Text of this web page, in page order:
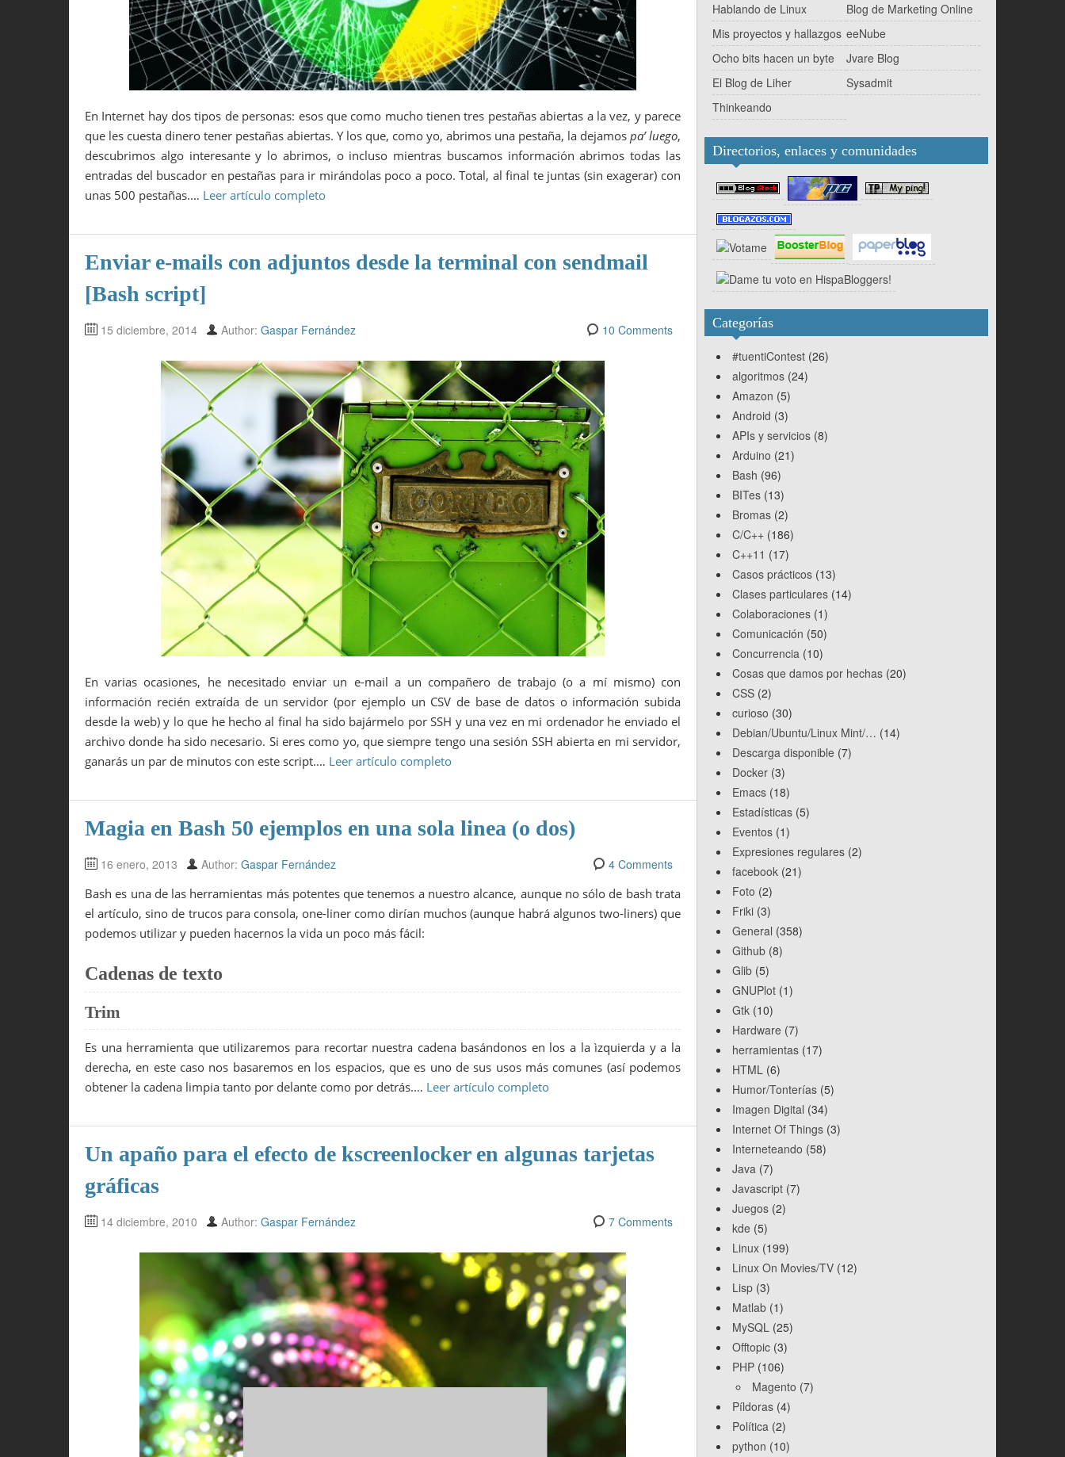
En Internet hay dos tipos de personas: esos que como mucho tienen tres pestañas abiertas a la vez, y parece
que les cuesta dinero tener pestañas abiertas. Y los que, como yo, abrimos una pestaña, la dejamos pa’ luego,
descubrimos algo interesante y lo abrimos, o incluso mientras buscamos información abrimos todas las
entradas del buscador en pestañas para ir mirándolas poco a poco. Total, al final te juntas (sin exagerar) con
unas 500 pestañas.… Leer artículo completo
Enviar e-mails con adjuntos desde la terminal con sendmail
[Bash script]
15 diciembre, 2014 Author: Gaspar Fernández 10 Comments
En varias ocasiones, he necesitado enviar un e-mail a un compañero de trabajo (o a mí mismo) con
información recién extraída de un servidor (por ejemplo un CSV de base de datos o información subida
desde la web) y lo que he hecho al final ha sido bajármelo por SSH y una vez en mi ordenador he enviado el
archivo donde ha sido necesario. Si eres como yo, que siempre tengo una sesión SSH abierta en mi servidor,
ganarás un par de minutos con este script.… Leer artículo completo
Magia en Bash 50 ejemplos en una sola linea (o dos)
16 enero, 2013 Author: Gaspar Fernández
4 Comments
Bash es una de las herramientas más potentes que tenemos a nuestro alcance, aunque no sólo de bash trata
el artículo, sino de trucos para consola, one-liner como dirían muchos (aunque habrá algunos two-liners) que
podemos utilizar y pueden hacernos la vida un poco más fácil:
Cadenas de texto
Trim
Es una herramienta que utilizaremos para recortar nuestra cadena basándonos en los a la ìzquierda y a la
derecha, en este caso nos basaremos en los espacios, que es uno de sus usos más comunes (así podemos
obtener la cadena limpia tanto por delante como por detrás.… Leer artículo completo
Un apaño para el efecto de kscreenlocker en algunas tarjetas
gráficas
14 diciembre, 2010 Author: Gaspar Fernández 7 Comments
Hablando de Linux
Blog de Marketing Online
Mis proyectos y hallazgos eeNube
Ocho bits hacen un byte
Jvare Blog
El Blog de Liher
Sysadmit
Thinkeando
Directorios, enlaces y comunidades
Categorías
#tuentiContest (26)
algoritmos (24)
Amazon (5)
Android (3)
APIs y servicios (8)
Arduino (21)
Bash (96)
BITes (13)
Bromas (2)
C/C++ (186)
C++11 (17)
Casos prácticos (13)
Clases particulares (14)
Colaboraciones (1)
Comunicación (50)
Concurrencia (10)
Cosas que damos por hechas (20)
CSS (2)
curioso (30)
Debian/Ubuntu/Linux Mint/… (14)
Descarga disponible (7)
Docker (3)
Emacs (18)
Estadísticas (5)
Eventos (1)
Expresiones regulares (2)
facebook (21)
Foto (2)
Friki (3)
General (358)
Github (8)
Glib (5)
GNUPlot (1)
Gtk (10)
Hardware (7)
herramientas (17)
HTML (6)
Humor/Tonterías (5)
Imagen Digital (34)
Internet Of Things (3)
Interneteando (58)
Java (7)
Javascript (7)
Juegos (2)
kde (5)
Linux (199)
Linux On Movies/TV (12)
Lisp (3)
Matlab (1)
MySQL (25)
Offtopic (3)
PHP (106)
Magento (7)
Píldoras (4)
Política (2)
python (10)